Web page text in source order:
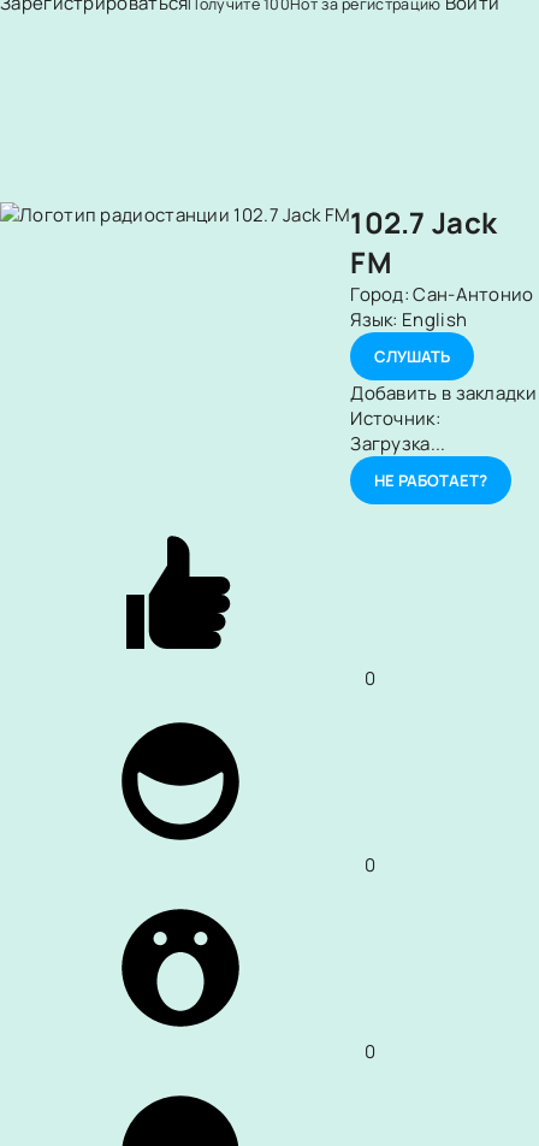
Получите100Нотза регистрацию
102.7 Jack
FM
Город: Сан-Антонио
Язык: English
СЛУШАТЬ
Добавить в закладки
Источник:
Загрузка...
НЕ РАБОТАЕТ?
0
0
0